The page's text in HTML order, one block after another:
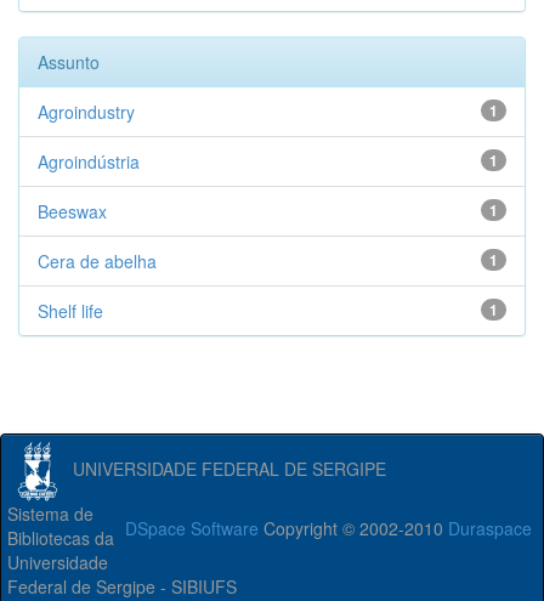
Assunto
1
Agroindustry
1
Agroindústria
1
Beeswax
1
Cera de abelha
1
Shelf life
UNIVERSIDADE FEDERAL DE SERGIPE
DSpace Software Copyright © 2002-2010 Duraspace
Sistema de
Bibliotecas da
Universidade
Federal de Sergipe - SIBIUFS